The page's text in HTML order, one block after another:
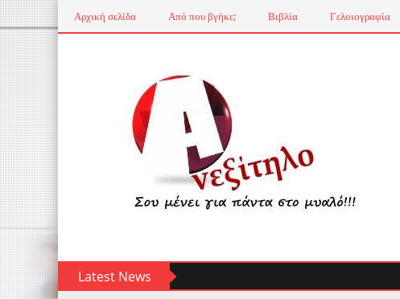
Αρχική σελίδα Από που βγήκε; Βιβλία Γελοιογραφία
Latest News